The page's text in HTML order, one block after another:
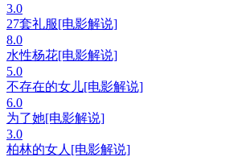
3.0
27套礼服[电影解说]
8.0
水性杨花[电影解说]
5.0
不存在的女儿[电影解说]
6.0
为了她[电影解说]
3.0
柏林的女人[电影解说]